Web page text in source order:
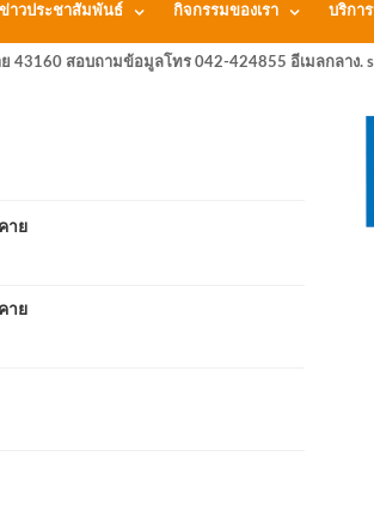
ข่าวประชาสัมพันธ์ กิจกรรมของเรา บริกา
43160 สอบถามข้อมูลโทร 042-424855 อีเมลกลาง.
าย
าย